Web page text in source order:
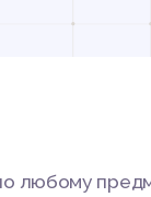
любому